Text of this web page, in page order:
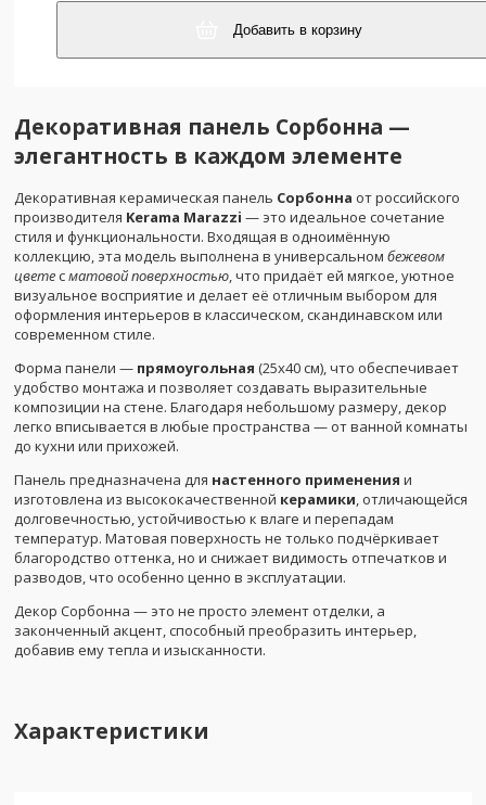
Добавить в корзину
Декоративная панель Сорбонна —
элегантность в каждом элементе
Декоративная керамическая панель Сорбонна от российского
производителя Kerama Marazzi — это идеальное сочетание
стиля и функциональности. Входящая в одноимённую
коллекцию, эта модель выполнена в универсальном бежевом
цветесматовой поверхностью, что придаёт ей мягкое, уютное
визуальное восприятие и делает её отличным выбором для
оформления интерьеров в классическом, скандинавском или
современном стиле.
Форма панели — прямоугольная (25x40 см), что обеспечивает
удобство монтажа и позволяет создавать выразительные
композиции на стене. Благодаря небольшому размеру, декор
легко вписывается в любые пространства — от ванной комнаты
до кухни или прихожей.
Панель предназначена для настенного применения и
изготовлена из высококачественной керамики, отличающейся
долговечностью, устойчивостью к влаге и перепадам
температур. Матовая поверхность не только подчёркивает
благородство оттенка, но и снижает видимость отпечатков и
разводов, что особенно ценно в эксплуатации.
Декор Сорбонна — это не просто элемент отделки, а
законченный акцент, способный преобразить интерьер,
добавив ему тепла и изысканности.
Характеристики